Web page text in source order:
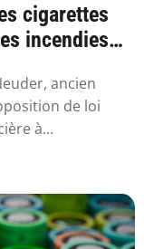
cigarettes
incendies
ancien
de loi
à...